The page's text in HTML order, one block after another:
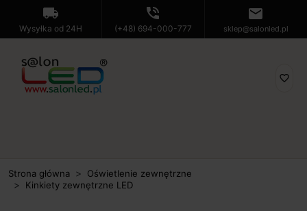
local_shipping
Wysyłka od 24H
phone_in_talk
(+48) 694-000-777
mail
sklep@salonled.pl
favorite_border
Strona główna
Oświetlenie zewnętrzne
Kinkiety zewnętrzne LED